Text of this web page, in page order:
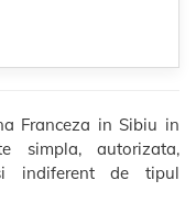
Franceza in Sibiu in
simpla, autorizata,
indiferent de tipul